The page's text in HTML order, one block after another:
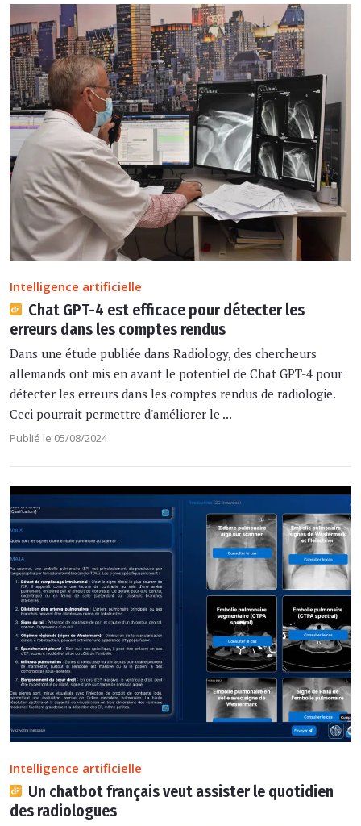
Intelligence artificielle
Chat GPT-4 est efficace pour détecter les
erreurs dans les comptes rendus
Dans une étude publiée dans Radiology, des chercheurs
allemands ont mis en avant le potentiel de Chat GPT-4 pour
détecter les erreurs dans les comptes rendus de radiologie.
Ceci pourrait permettre d'améliorer le ...
Publié le 05/08/2024
Intelligence artificielle
Un chatbot français veut assister le quotidien
des radiologues